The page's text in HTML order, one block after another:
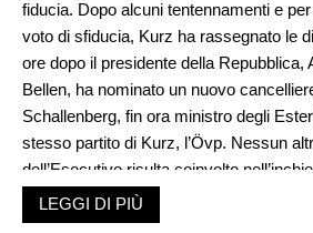
fiducia. Dopo alcuni tentennamenti e
voto di sfiducia, Kurz ha rassegnato le
ore dopo il presidente della Repubblica,
Bellen, ha nominato un nuovo
Schallenberg, fin ora ministro degli
stesso partito di Kurz, l’Övp. Nessun
dell’Esecutivo risulta coinvolto
adesso, e così l’alleanza di Governo,
verdi, in carica dall’inizio del 2020,
LEGGI DI PIÙ